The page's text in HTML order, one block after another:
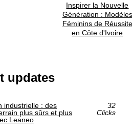
Inspirer la Nouvelle
Génération : Modèles
Féminins de Réussite
en Côte d'Ivoire
updates
industrielle : des
plus sûrs et plus
Leaneo
32
Clicks